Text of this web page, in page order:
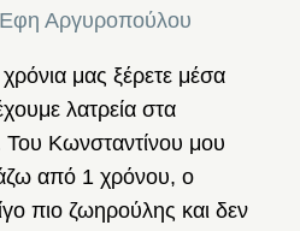
Αργυροπούλου
μας ξέρετε μέσα
λατρεία στα
Του Κωνσταντίνου μου
από 1 χρόνου, ο
πιο ζωηρούλης και δεν